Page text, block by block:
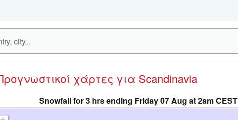
Προγνωστικοί χάρτες για Scandinavia
Snowfall for 3 hrs ending Friday 07 Aug at 2am CEST